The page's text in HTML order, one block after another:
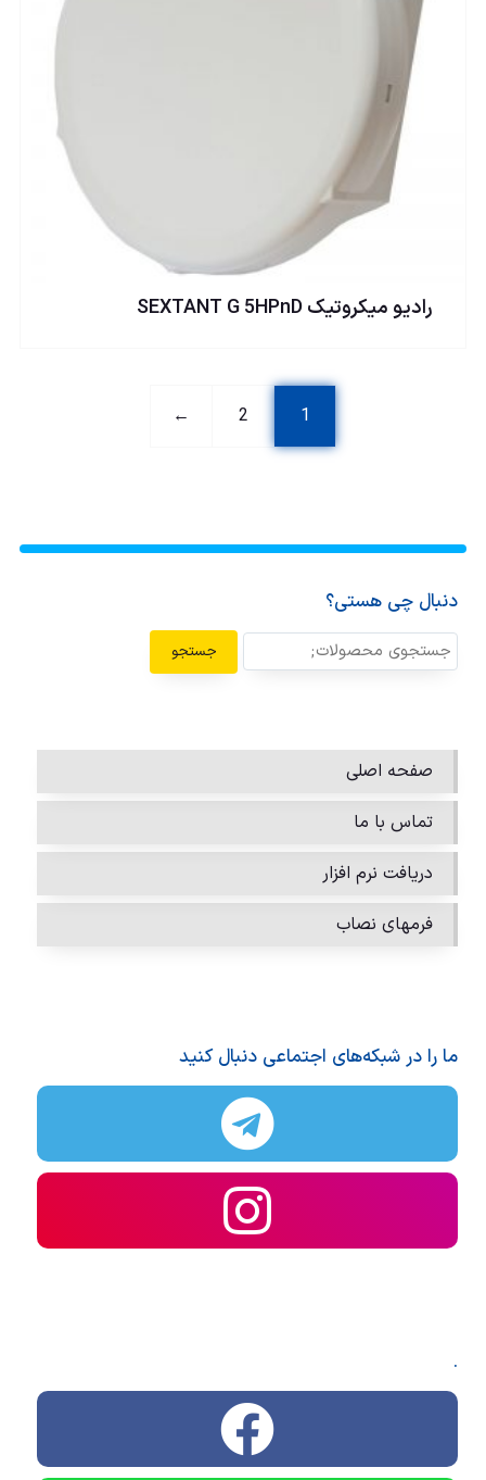
راديو ميكروتيک SEXTANT G 5HPnD
1
2
←
دنبال چی هستی؟
جستجو
صفحه اصلی
تماس با ما
دریافت نرم افزار
فرمهای نصاب
ما را در شبکه‌های اجتماعی دنبال کنید
.